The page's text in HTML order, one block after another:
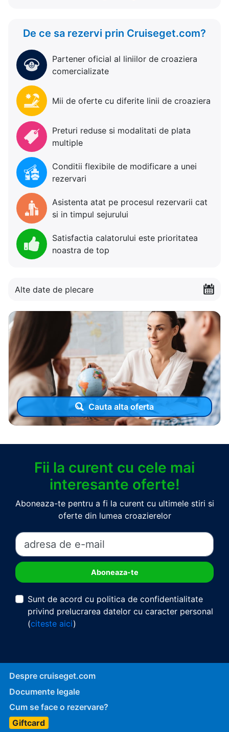
De ce sa rezervi prin Cruiseget.com?
Partener oficial al liniilor de croaziera
comercializate
Mii de oferte cu diferite linii de croaziera
Preturi reduse si modalitati de plata
multiple
Conditii flexibile de modificare a unei
rezervari
Asistenta atat pe procesul rezervarii cat
si in timpul sejurului
Satisfactia calatorului este prioritatea
noastra de top
Alte date de plecare
Cauta alta oferta
Fii la curent cu cele mai
interesante oferte!
Aboneaza-te pentru a fi la curent cu ultimele stiri si
oferte din lumea croazierelor
Sunt de acord cu politica de confidentialitate
privind prelucrarea datelor cu caracter personal
(citeste aici)
Despre cruiseget.com
Documente legale
Cum se face o rezervare?
Giftcard